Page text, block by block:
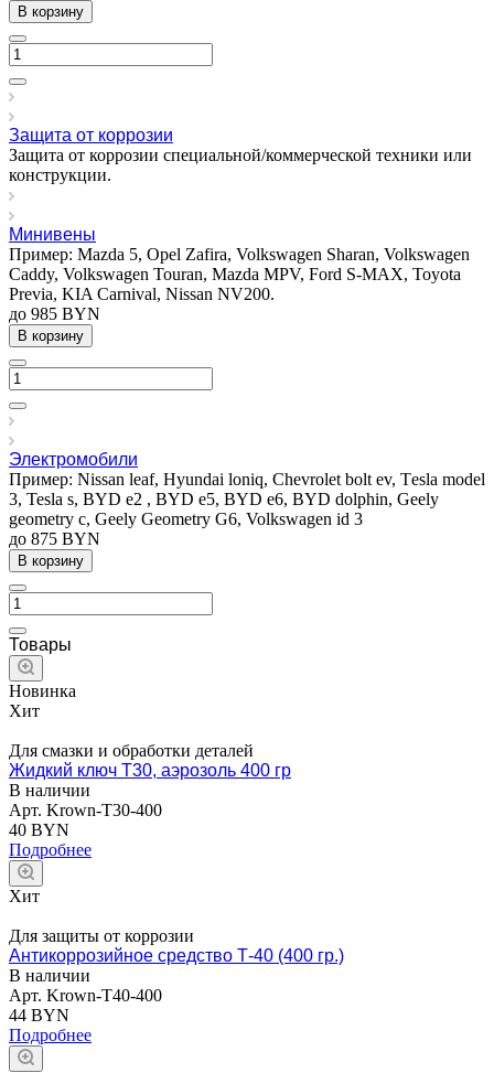
В корзину
Защита от коррозии
Защита от коррозии специальной/коммерческой техники или
конструкции.
Минивены
Пример: Mazda 5, Opel Zafira, Volkswagen Sharan, Volkswagen
Caddy, Volkswagen Touran, Mazda MPV, Ford S-MAX, Toyota
Previa, KIA Carnival, Nissan NV200.
до 985 BYN
В корзину
Электромобили
Пример: Nissan leaf, Hyundai loniq, Chevrolet bolt ev, Тesla model
3, Tesla s, BYD e2 , BYD e5, BYD e6, BYD dolphin, Geely
geometry c, Geely Geometry G6, Volkswagen id 3
до 875 BYN
В корзину
Товары
Новинка
Хит
Для смазки и обработки деталей
Жидкий ключ Т30, аэрозоль 400 гр
В наличии
Арт. Krown-T30-400
40 BYN
Подробнее
Хит
Для защиты от коррозии
Антикоррозийное средство Т-40 (400 гр.)
В наличии
Арт. Krown-T40-400
44 BYN
Подробнее